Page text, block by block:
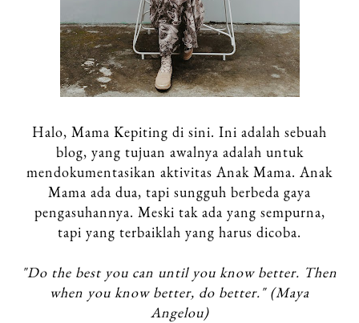
Halo, Mama Kepiting di sini. Ini adalah sebuah
blog, yang tujuan awalnya adalah untuk
mendokumentasikan aktivitas Anak Mama. Anak
Mama ada dua, tapi sungguh berbeda gaya
pengasuhannya. Meski tak ada yang sempurna,
tapi yang terbaiklah yang harus dicoba.
"Do the best you can until you know better. Then
when you know better, do better." (Maya
Angelou)